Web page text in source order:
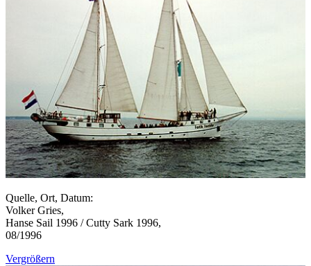
Quelle, Ort, Datum:
Volker Gries,
Hanse Sail 1996 / Cutty Sark 1996,
08/1996
Vergrößern